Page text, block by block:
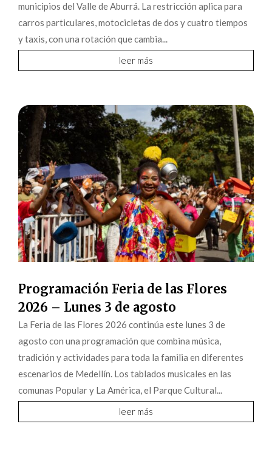
municipios del Valle de Aburrá. La restricción aplica para
carros particulares, motocicletas de dos y cuatro tiempos
y taxis, con una rotación que cambia...
leer más
Programación Feria de las Flores
2026 – Lunes 3 de agosto
La Feria de las Flores 2026 continúa este lunes 3 de
agosto con una programación que combina música,
tradición y actividades para toda la familia en diferentes
escenarios de Medellín. Los tablados musicales en las
comunas Popular y La América, el Parque Cultural...
leer más